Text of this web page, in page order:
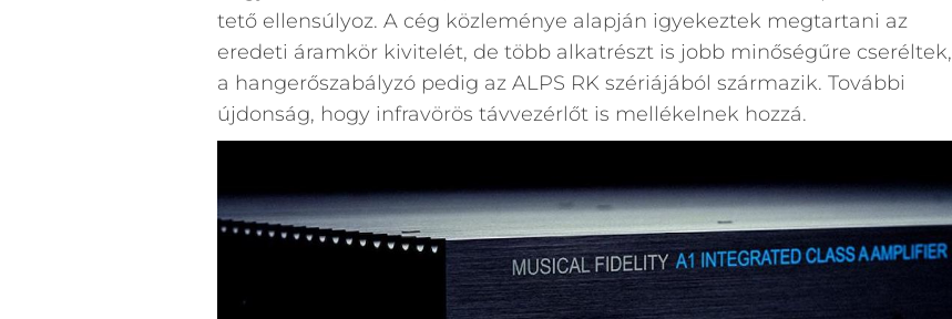
tető ellensúlyoz. A cég közleménye alapján igyekeztek megtartani az
eredeti áramkör kivitelét, de több alkatrészt is jobb minőségűre cseréltek,
a hangerőszabályzó pedig az ALPS RK szériájából származik. További
újdonság, hogy infravörös távvezérlőt is mellékelnek hozzá.